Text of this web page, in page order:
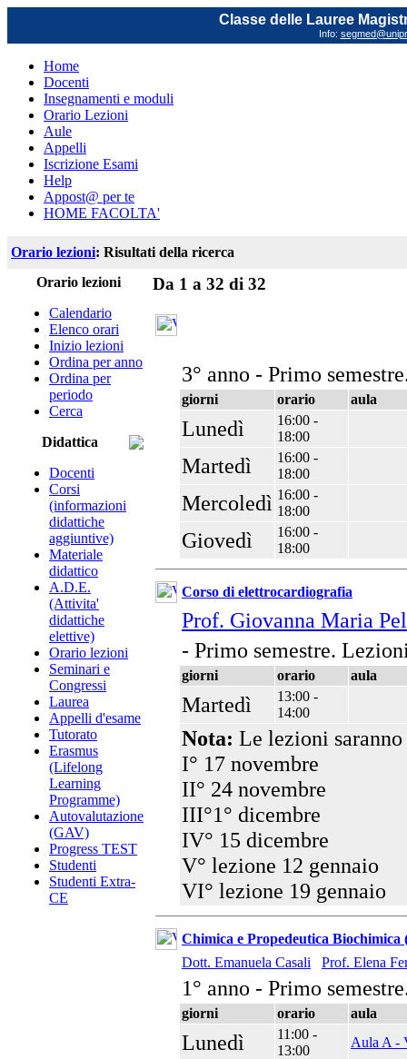
Classe delle Lauree
Info:
Home
Docenti
Insegnamenti e moduli
Orario Lezioni
Aule
Appelli
Iscrizione Esami
Help
Appost@ per te
HOME FACOLTA'
Orario lezioni: Risultati della ricerca
Orario lezioni
Calendario
Elenco orari
Inizio lezioni
Ordina per anno
Ordina per
periodo
Cerca
Didattica
Docenti
Corsi
(informazioni
didattiche
aggiuntive)
Materiale
didattico
A.D.E.
(Attivita'
didattiche
elettive)
Orario lezioni
Seminari e
Congressi
Laurea
Appelli d'esame
Tutorato
Erasmus
(Lifelong
Learning
Programme)
Autovalutazione
(GAV)
Progress TEST
Studenti
Studenti Extra-
CE
Da 1 a 32 di 32
3° anno - Primo
giorni orario aula
Lunedì
16:00 -
18:00
Martedì
16:00 -
18:00
Mercoledì 16:00 -
18:00
Giovedì
16:00 -
18:00
Corso di elettrocardiografia
Prof. Giovanna Maria
- Primo semestre.
giorni orario aula
Martedì
13:00 -
14:00
Nota: Le lezioni
I° 17 novembre
II° 24 novembre
III°1° dicembre
IV° 15 dicembre
V° lezione 12 gennaio
VI° lezione 19 gennaio
Chimica e Propedeutica
Dott. Emanuela Casali
Prof. Elena
1° anno - Primo
giorni orario aula
Lunedì
11:00 -
13:00
Aula A -